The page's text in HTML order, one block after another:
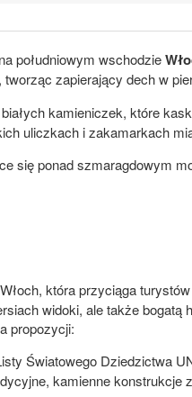
południowym wschodzie
, tworząc zapierający dech w
kamieniczek, które
uliczkach i zakamarkach
się ponad szmaragdowym
która przyciąga
widoki, ale także bogatą
propozycji:
Światowego Dziedzictwa
kamienne konstrukcje